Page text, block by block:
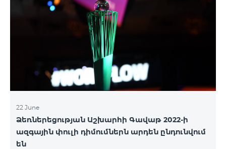
22 June
Ձեռներեցության Աշխարհի Գավաթ 2022-ի
ազգային փուլի դիմումներն արդեն ընդունվում
են